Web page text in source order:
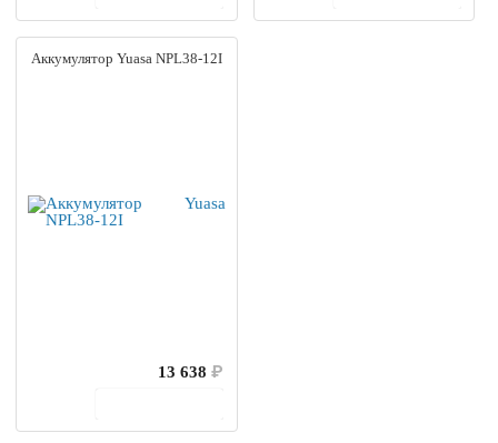
Аккумулятор Yuasa NPL38-12I
13 638₽